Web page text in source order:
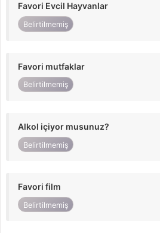
Favori Evcil Hayvanlar
Belirtilmemiş
Favori mutfaklar
Belirtilmemiş
Alkol içiyor musunuz?
Belirtilmemiş
Favori film
Belirtilmemiş